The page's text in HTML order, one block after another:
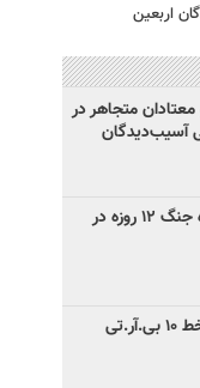
اربعین
متجاهر در
آسیب‌دیدگان
تحویل برخی منازل نوسازی‌شده جنگ ۱۲ روزه در
سرفاصله حرکت اتوبوس‌ها در خط ۱۰ بی‌.آر.تی